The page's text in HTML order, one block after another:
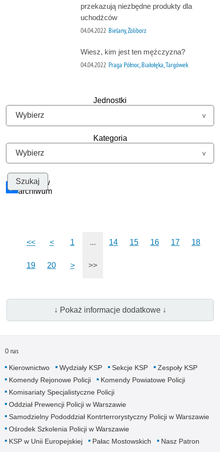
przekazują niezbędne produkty dla
uchodźców
04.04.2022 Bielany, Żoliborz
Wiesz, kim jest ten mężczyzna?
04.04.2022 Praga Północ, Białołęka, Targówek
Jednostki
Kategoria
Szukaj w
archiwum
<< < 1 ... 14 15 16 17 18
19 20 > >>
↓ Pokaż informacje dodatkowe ↓
O nas
Kierownictwo Wydziały KSP Sekcje KSP
Zespoły KSP
Komendy Rejonowe Policji
Komendy Powiatowe Policji
Komisariaty Specjalistyczne Policji
Oddział Prewencji Policji w Warszawie
Samodzielny Pododdział Kontrterrorystyczny Policji w Warszawie
Ośrodek Szkolenia Policji w Warszawie
KSP w Unii Europejskiej
Pałac Mostowskich Nasz Patron